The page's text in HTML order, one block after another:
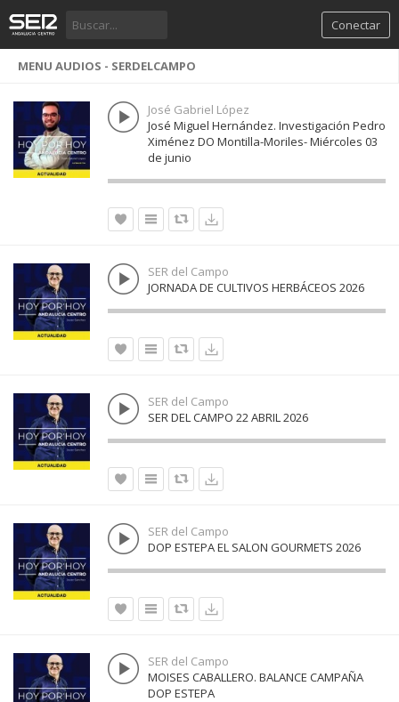
Conectar
MENU AUDIOS - SERDELCAMPO
José Gabriel López
José Miguel Hernández. Investigación Pedro
Ximénez DO Montilla-Moriles- Miércoles 03
de junio
SER del Campo
JORNADA DE CULTIVOS HERBÁCEOS 2026
SER del Campo
SER DEL CAMPO 22 ABRIL 2026
SER del Campo
DOP ESTEPA EL SALON GOURMETS 2026
SER del Campo
MOISES CABALLERO. BALANCE CAMPAÑA
DOP ESTEPA